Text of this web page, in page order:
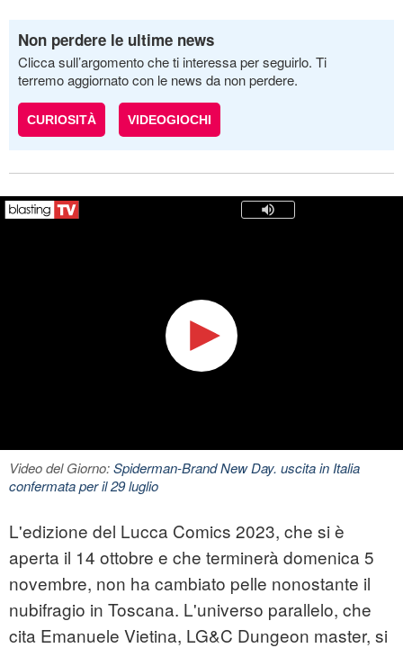
Non perdere le ultime news
Clicca sull’argomento che ti interessa per seguirlo. Ti
terremo aggiornato con le news da non perdere.
CURIOSITÀ VIDEOGIOCHI
Video del Giorno:Spiderman-Brand New Day. uscita in Italia
confermata per il 29 luglio
L'edizione del Lucca Comics 2023, che si è
aperta il 14 ottobre e che terminerà domenica 5
novembre, non ha cambiato pelle nonostante il
nubifragio in Toscana. L'universo parallelo, che
cita Emanuele Vietina, LG&C Dungeon master, si